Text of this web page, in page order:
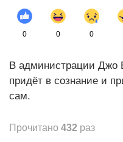
0 0 0
В администрации Джо
придёт в сознание и
сам.
Прочитано 432 раз